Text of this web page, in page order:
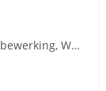
Elektrotechniek, Mechatronica, Metaalbewerking, Werktuigbouwkunde, Metaal, Techniek